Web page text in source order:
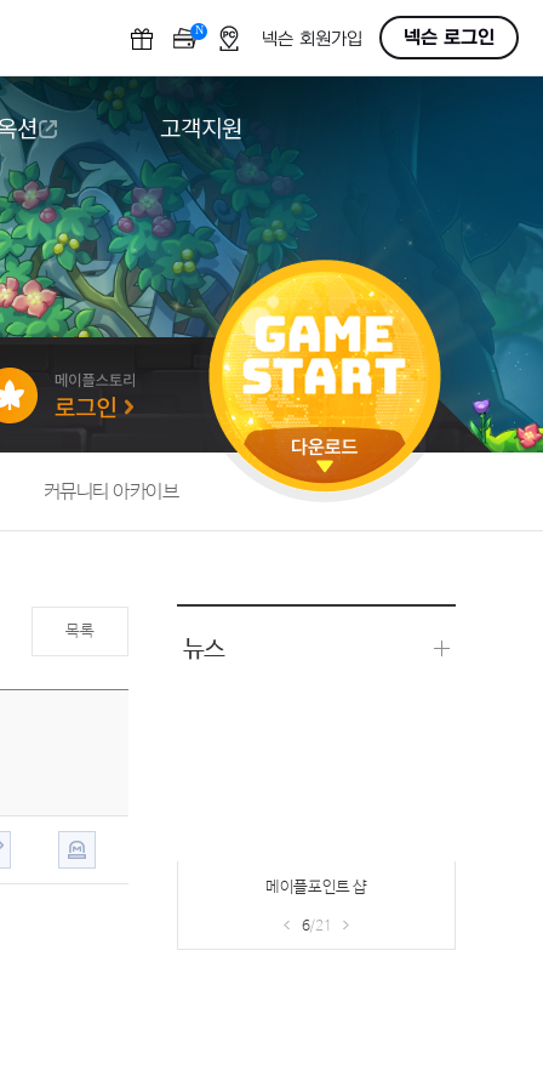
N OFF넥슨 회원가입 넥슨 로그인
션
션
고객지원
다운로드
도움말/1:1문의
버그악용/불법프로그램 신고
게임 접근성
커뮤니티 아카이브
목록
뉴스
메이플포인트 샵
6/21